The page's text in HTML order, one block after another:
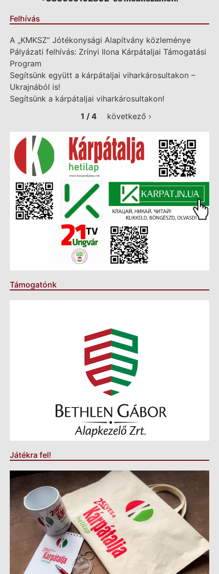
Felhívás
A „KMKSZ” Jótékonysági Alapítvány közleménye
Pályázati felhívás: Zrínyi Ilona Kárpátaljai Támogatási
Program
Segítsünk együtt a kárpátaljai viharkárosultakon –
Ukrajnából is!
Segítsünk a kárpátaljai viharkárosultakon!
1 / 4
következő ›
Támogatónk
Játékra fel!